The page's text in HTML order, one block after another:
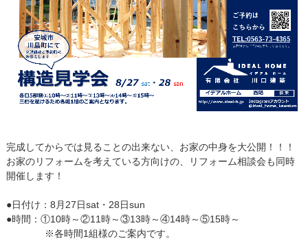
完成してからでは見ることの出来ない、お家の中身を大公開！！！
お家のリフォームを考えている方向けの、リフォーム相談会も同時
開催します！
●日付け：8月27日sat・28日sun
●時間：①10時～②11時～③13時～④14時～⑤15時～
※各時間1組様のご案内です。